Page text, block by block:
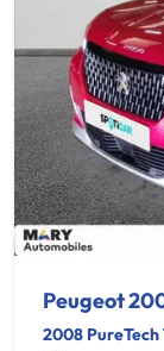
Peugeot
2008 PureTech